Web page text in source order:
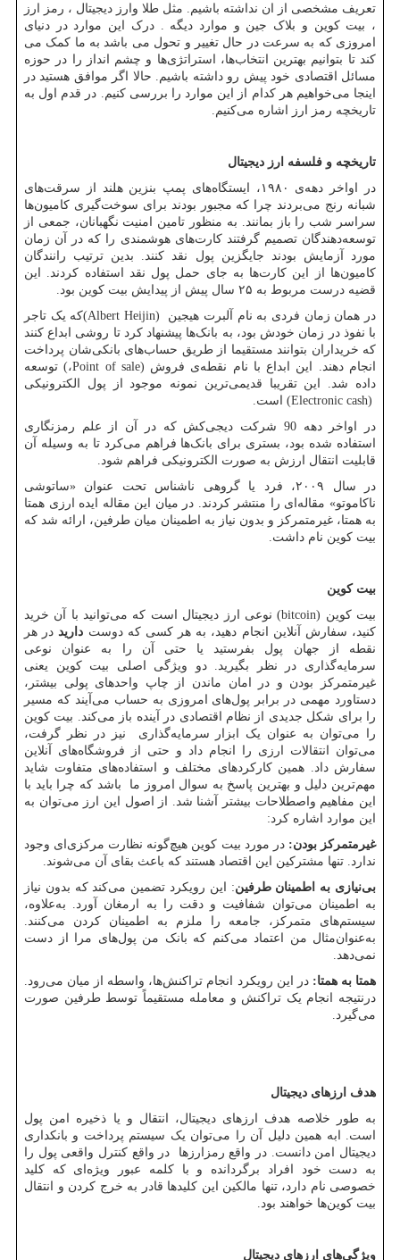
تعریف مشخصی از ان نداشته باشیم. مثل طلا وارز دیجیتال ، رمز ارز
، بیت کوین و بلاک جین و موارد دیگه . درک این موارد در دنیای
امروزی که به سرعت در حال تغییر و تحول می باشد به ما کمک می
کند تا بتوانیم بهترین انتخاب‌ها، استراتژی‌ها و چشم انداز را در حوزه
مسائل اقتصادی خود پیش رو داشته باشیم. حالا اگر موافق هستید در
اینجا می‌خواهیم هر کدام از این موارد را بررسی کنیم. در قدم اول به
تاریخچه رمز ارز اشاره می‌کنیم.
تاریخچه و فلسفه ارز دیجیتال
در اواخر دهه‌ی ۱۹۸۰، ایستگاه‌های پمپ بنزین هلند از سرقت‌های
شبانه رنج می‌بردند چرا که مجبور بودند برای سوخت‌گیری کامیون‌ها
سراسر شب را باز بمانند. به منظور تامین امنیت نگهبانان، جمعی از
توسعه‌دهندگان تصمیم گرفتند کارت‌های هوشمندی را که در آن زمان
مورد آزمایش بودند جایگزین پول نقد کنند. بدین ترتیب رانندگان
کامیون‌ها از این کارت‌ها به جای حمل پول نقد استفاده کردند. این
قضیه درست مربوط به ۲۵ سال پیش از پیدایش بیت کوین بود.
در همان زمان فردی به نام آلبرت هیجین (Albert Heijin)که یک تاجر
با نفوذ در زمان خودش بود، به بانک‌ها پیشنهاد کرد تا روشی ابداع کنند
که خریداران بتوانند مستقیما از طریق حساب‌های بانکی‌شان پرداخت
انجام دهند. این ابداع با نام نقطه‌ی فروش Point of sale)،(توسعه
داده شد. این تقریبا قدیمی‌ترین نمونه موجود از پول الکترونیکی
(Electronic cash) است.
در اواخر دهه 90 شرکت دیجی‌کش که در آن از علم رمزنگاری
استفاده شده بود، بستری برای بانک‌ها فراهم می‌کرد تا به وسیله آن
قابلیت انتقال ارزش به صورت الکترونیکی فراهم شود.
در سال ۲۰۰۹، فرد یا گروهی ناشناس تحت عنوان «ساتوشی
ناکاموتو» مقاله‌ای را منتشر کردند. در میان این مقاله ایده ارزی همتا
به همتا، غیرمتمرکز و بدون نیاز به اطمینان میان طرفین، ارائه شد که
بیت کوین نام داشت.
بیت کوین
بیت کوین (bitcoin) نوعی ارز دیجیتال است که می‌توانید با آن خرید
کنید، سفارش‌ آنلاین انجام دهید، به هر کسی که دوست داریددر هر
نقطه از جهان پول بفرستید یا حتی آن را به عنوان نوعی
سرمایه‌گذاری در نظر بگیرید. دو ویژگی اصلی بیت کوین یعنی
غیرمتمرکز بودن و در امان ماندن از چاپ واحدهای پولی بیشتر،
دستاورد مهمی در برابر پول‌های امروزی به حساب می‌آیند که مسیر
را برای شکل جدیدی از نظام اقتصادی در آینده باز می‌کند. بیت کوین
را می‌توان به عنوان یک ابزار سرمایه‌گذاری نیز در نظر گرفت،
می‌توان انتقالات ارزی را انجام داد و حتی از فروشگاه‌های آنلاین
سفارش داد. همین کارکردهای مختلف و استفاده‌های متفاوت شاید
مهم‌ترین دلیل و بهترین پاسخ به سوال امروز ما باشد که چرا باید با
این مفاهیم واصطلاحات بیشتر آشنا شد. از اصول این ارز می‌توان به
این موارد اشاره کرد:
غیرمتمرکز بودن: در مورد بیت کوین هیچ‌گونه نظارت مرکزی‌ای وجود
ندارد. تنها مشترکین این اقتصاد هستند که باعث بقای آن می‌شوند.
بی‌نیازی به اطمینان طرفین: این رویکرد تضمین می‌کند که بدون نیاز
به اطمینان می‌توان شفافیت و دقت را به ارمغان آورد. به‌علاوه،
سیستم‌های متمرکز، جامعه را ملزم به اطمینان کردن می‌کنند.
به‌عنوان‌مثال من اعتماد می‌کنم که بانک من پول‌های مرا از دست
نمی‌دهد.
همتا به همتا: در این رویکرد انجام تراکنش‌ها، واسطه از میان می‌رود.
درنتیجه انجام یک تراکنش و معامله مستقیماً توسط طرفین صورت
می‌گیرد.
هدف ارزهای دیجیتال
به طور خلاصه هدف ارزهای دیجیتال، انتقال و یا ذخیره امن پول
است. ابه همین دلیل آن را می‌توان یک سیستم پرداخت و بانکداری
دیجیتال امن دانست. در واقع رمزارزها در واقع کنترل واقعی پول را
به دست خود افراد برگردانده و با کلمه عبور ویژه‌ای که کلید
خصوصی نام دارد، تنها مالکین این کلیدها قادر به خرج کردن و انتقال
بیت کوین‌ها خواهند بود.
ویژگی‌های ارزهای دیجیتال